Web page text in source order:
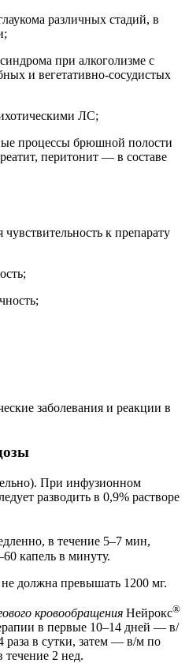
различных стадий, в
при алкоголизме с
и вегетативно-сосудистых
ЛС;
процессы брюшной полости
перитонит — в составе
к препарату
заболевания и реакции в
При инфузионном
разводить в 0,9% растворе
в течение 5–7 мин,
капель в минуту.
должна превышать 1200 мг.
кровообращения Нейрокс®
в первые 10–14 дней — в/
раза в сутки, затем — в/м по
течение 2 нед.